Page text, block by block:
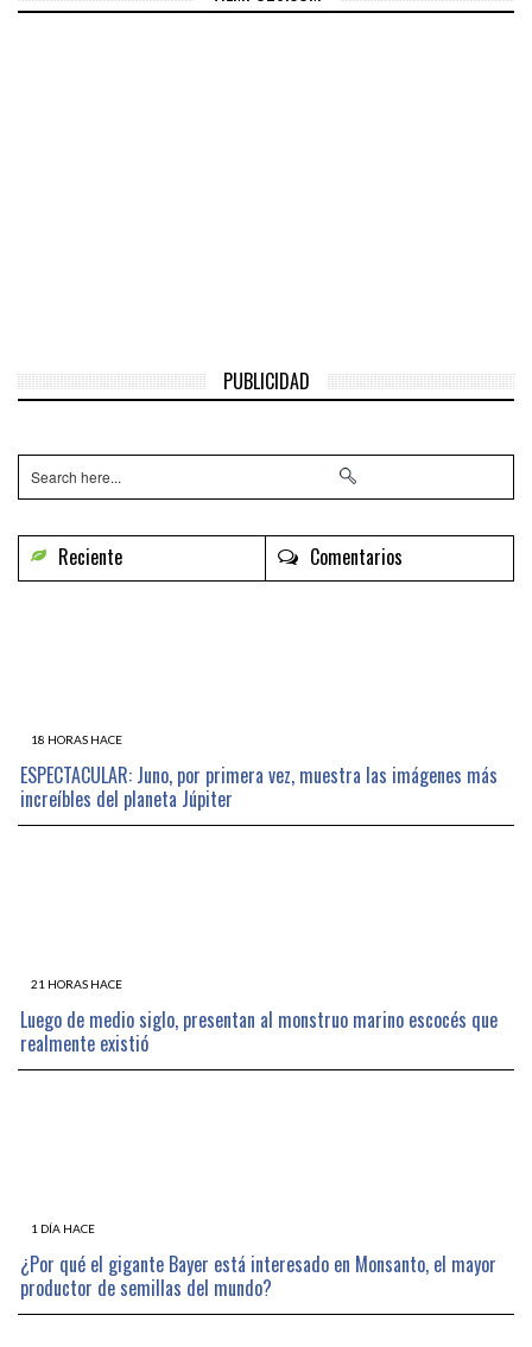
PUBLICIDAD
Reciente Comentarios
18 HORAS HACE
ESPECTACULAR: Juno, por primera vez, muestra las imágenes más
increíbles del planeta Júpiter
21 HORAS HACE
Luego de medio siglo, presentan al monstruo marino escocés que
realmente existió
1 DÍA HACE
¿Por qué el gigante Bayer está interesado en Monsanto, el mayor
productor de semillas del mundo?